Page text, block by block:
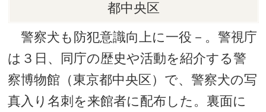
都中央区
警察犬も防犯意識向上に一役－。警視庁
は３日、同庁の歴史や活動を紹介する警
察博物館（東京都中央区）で、警察犬の写
真入り名刺を来館者に配布した。裏面に